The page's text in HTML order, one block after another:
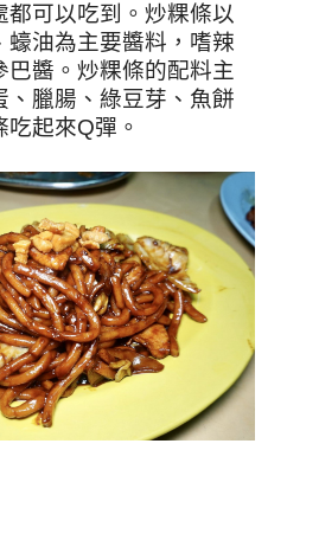
都可以吃到。炒粿條以
蠔油為主要醬料，嗜辣
巴醬。炒粿條的配料主
、臘腸、綠豆芽、魚餅
起來Q彈。